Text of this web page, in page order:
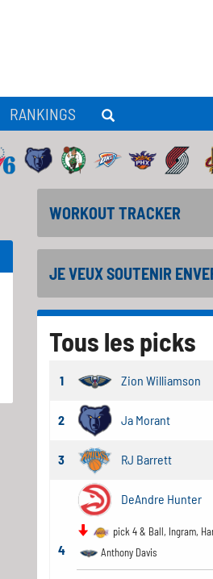
RANKINGS
WORKOUT TRACKER
JE VEUX SOUTENIR
Tous les picks
1 Zion Williamson
2 Ja Morant
3 RJ Barrett
4
DeAndre Hunter
pick 4 & Ball, Ingram,
Anthony Davis